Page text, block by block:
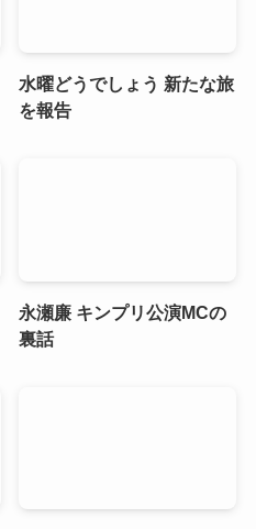
水曜どうでしょう 新たな旅
を報告
永瀬廉 キンプリ公演MCの
裏話